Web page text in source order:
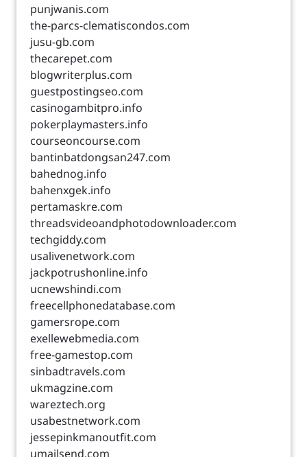
punjwanis.com
the-parcs-clematiscondos.com
jusu-gb.com
thecarepet.com
blogwriterplus.com
guestpostingseo.com
casinogambitpro.info
pokerplaymasters.info
courseoncourse.com
bantinbatdongsan247.com
bahednog.info
bahenxgek.info
pertamaskre.com
threadsvideoandphotodownloader.com
techgiddy.com
usalivenetwork.com
jackpotrushonline.info
ucnewshindi.com
freecellphonedatabase.com
gamersrope.com
exellewebmedia.com
free-gamestop.com
sinbadtravels.com
ukmagzine.com
wareztech.org
usabestnetwork.com
jessepinkmanoutfit.com
umailsend.com